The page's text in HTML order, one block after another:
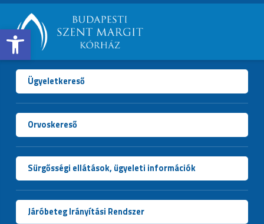
Open toolbar
BUDAPESTI
SZENT
MARGIT
KÓRHÁZ
Ügyeletkereső
Orvoskereső
Sürgősségi ellátások, ügyeleti információk
Járóbeteg Irányítási Rendszer